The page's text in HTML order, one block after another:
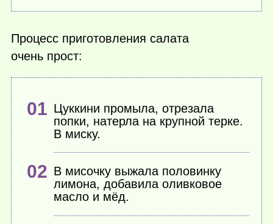
Процесс приготовления салата
очень прост:
Цуккини промыла, отрезала
попки, натерла на крупной терке.
В миску.
В мисочку выжала половинку
лимона, добавила оливковое
масло и мёд.